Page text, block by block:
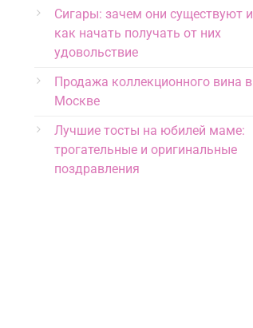
Сигары: зачем они существуют и
как начать получать от них
удовольствие
Продажа коллекционного вина в
Москве
Лучшие тосты на юбилей маме:
трогательные и оригинальные
поздравления